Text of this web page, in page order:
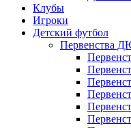
Клубы
Игроки
Детский футбол
Первенства